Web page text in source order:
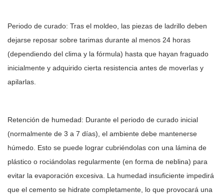
Periodo de curado: Tras el moldeo, las piezas de ladrillo deben
dejarse reposar sobre tarimas durante al menos 24 horas
(dependiendo del clima y la fórmula) hasta que hayan fraguado
inicialmente y adquirido cierta resistencia antes de moverlas y
apilarlas.
Retención de humedad: Durante el periodo de curado inicial
(normalmente de 3 a 7 días), el ambiente debe mantenerse
húmedo. Esto se puede lograr cubriéndolas con una lámina de
plástico o rociándolas regularmente (en forma de neblina) para
evitar la evaporación excesiva. La humedad insuficiente impedirá
que el cemento se hidrate completamente, lo que provocará una